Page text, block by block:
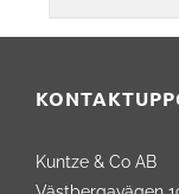
Kuntze & Co AB